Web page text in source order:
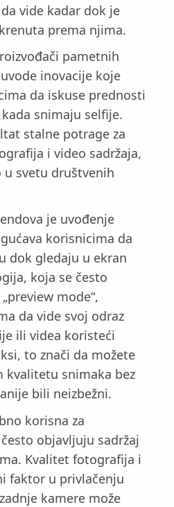
vide kadar dok je
prema njima.
pametnih
inovacije koje
da iskuse prednosti
snimaju selfije.
stalne potrage za
i video sadržaja,
svetu društvenih
je uvođenje
korisnicima da
dok gledaju u ekran
koja se često
mode“,
da vide svoj odraz
ili videa koristeći
to znači da možete
kvalitetu snimaka bez
bili neizbežni.
korisna za
objavljuju sadržaj
Kvalitet fotografija i
faktor u privlačenju
kamere može